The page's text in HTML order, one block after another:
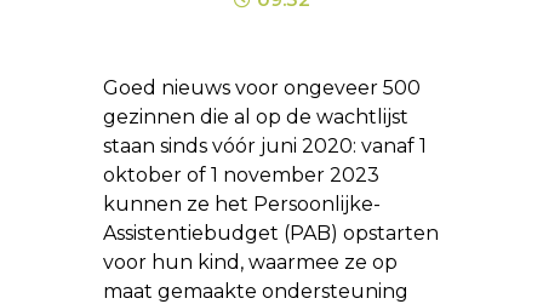
Goed nieuws voor ongeveer 500
gezinnen die al op de wachtlijst
staan sinds vóór juni 2020: vanaf 1
oktober of 1 november 2023
kunnen ze het Persoonlijke-
Assistentiebudget (PAB) opstarten
voor hun kind, waarmee ze op
maat gemaakte ondersteuning